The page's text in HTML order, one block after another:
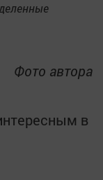
Фото автора
в